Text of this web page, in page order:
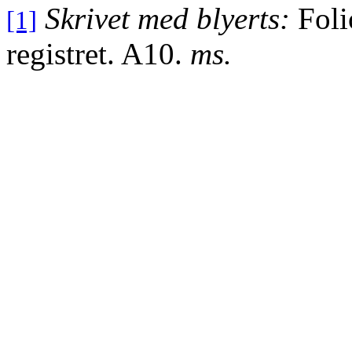
[1] Skrivet med blyerts:
registret. A10. ms.